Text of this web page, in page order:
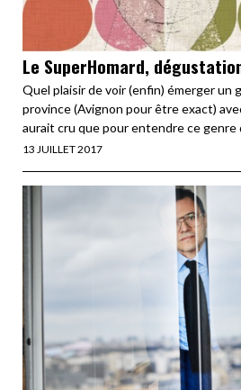
Le SuperHomard,
Quel plaisir de voir (enfin) émerger un
province (Avignon pour être exact)
aurait cru que pour entendre ce genre
13 JUILLET 2017